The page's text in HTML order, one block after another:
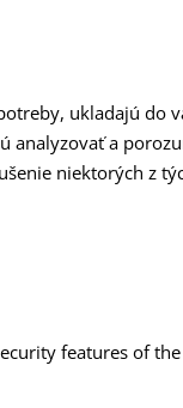
ukladajú do
analyzovať a
niektorých z
features of